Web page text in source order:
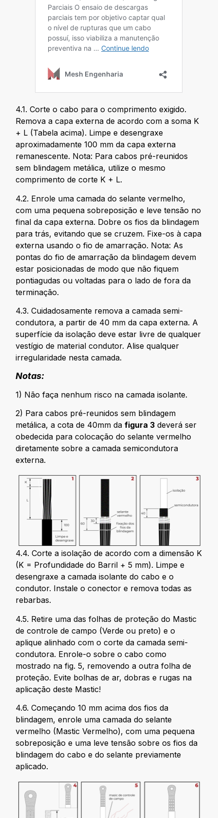
4.1. Corte o cabo para o comprimento exigido.
Remova a capa externa de acordo com a soma K
+ L (Tabela acima). Limpe e desengraxe
aproximadamente 100 mm da capa externa
remanescente. Nota: Para cabos pré-reunidos
sem blindagem metálica, utilize o mesmo
comprimento de corte K + L.
4.2. Enrole uma camada do selante vermelho,
com uma pequena sobreposição e leve tensão no
final da capa externa. Dobre os fios da blindagem
para trás, evitando que se cruzem. Fixe-os à capa
externa usando o fio de amarração. Nota: As
pontas do fio de amarração da blindagem devem
estar posicionadas de modo que não fiquem
pontiagudas ou voltadas para o lado de fora da
terminação.
4.3. Cuidadosamente remova a camada semi-
condutora, a partir de 40 mm da capa externa. A
superfície da isolação deve estar livre de qualquer
vestígio de material condutor. Alise qualquer
irregularidade nesta camada.
Notas:
1) Não faça nenhum risco na camada isolante.
2) Para cabos pré-reunidos sem blindagem
metálica, a cota de 40mm dafigura 3 deverá ser
obedecida para colocação do selante vermelho
diretamente sobre a camada semicondutora
externa.
4.4. Corte a isolação de acordo com a dimensão K
(K = Profundidade do Barril + 5 mm). Limpe e
desengraxe a camada isolante do cabo e o
condutor. Instale o conector e remova todas as
rebarbas.
4.5. Retire uma das folhas de proteção do Mastic
de controle de campo (Verde ou preto) e o
aplique alinhado com o corte da camada semi-
condutora. Enrole-o sobre o cabo como
mostrado na fig. 5, removendo a outra folha de
proteção. Evite bolhas de ar, dobras e rugas na
aplicação deste Mastic!
4.6. Começando 10 mm acima dos fios da
blindagem, enrole uma camada do selante
vermelho (Mastic Vermelho), com uma pequena
sobreposição e uma leve tensão sobre os fios da
blindagem do cabo e do selante previamente
aplicado.